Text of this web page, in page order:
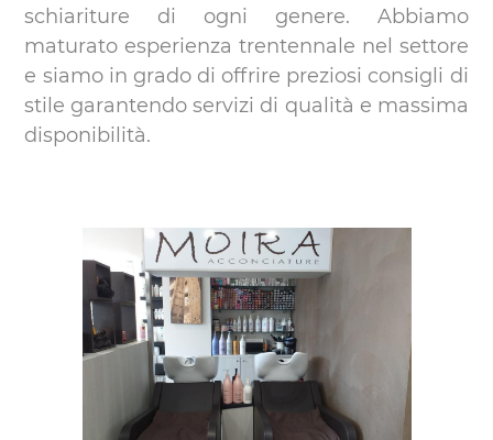
schiariture di ogni genere. Abbiamo
maturato esperienza trentennale nel settore
e siamo in grado di offrire preziosi consigli di
stile garantendo servizi di qualità e massima
disponibilità.